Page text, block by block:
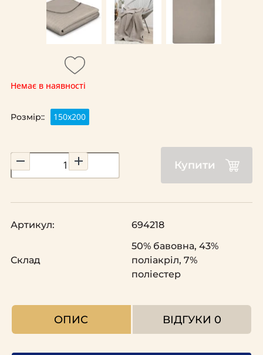
Немає в наявності
Розмір:: 150х200
Купити
Артикул: 694218
Склад
50% бавовна, 43%
поліакріл, 7%
поліестер
ОПИС ВІДГУКИ 0